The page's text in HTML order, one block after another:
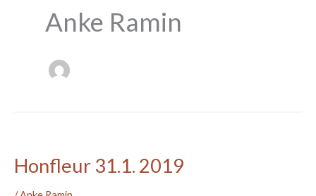
Anke Ramin
Honfleur 31.1. 2019
Honfleur